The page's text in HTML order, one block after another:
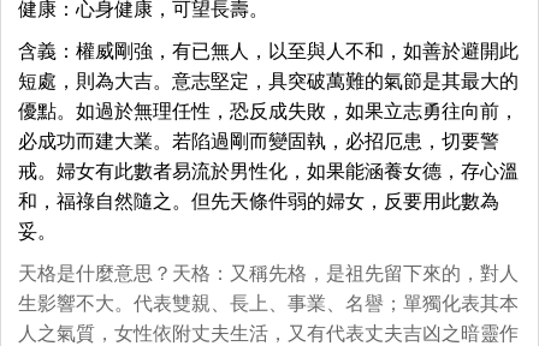
健康：心身健康，可望長壽。
含義：權威剛強，有已無人，以至與人不和，如善於避開此
短處，則為大吉。意志堅定，具突破萬難的氣節是其最大的
優點。如過於無理任性，恐反成失敗，如果立志勇往向前，
必成功而建大業。若陷過剛而變固執，必招厄患，切要警
戒。婦女有此數者易流於男性化，如果能涵養女德，存心溫
和，福祿自然隨之。但先天條件弱的婦女，反要用此數為
妥。
天格是什麼意思？天格：又稱先格，是祖先留下來的，對人
生影響不大。代表雙親、長上、事業、名譽；單獨化表其本
人之氣質，女性依附丈夫生活，又有代表丈夫吉凶之暗靈作